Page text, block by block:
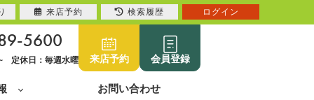
5600
定休日：毎週水曜 来店予約 会員登録
お問い合わせ
来店予約 検索履歴 ログイン